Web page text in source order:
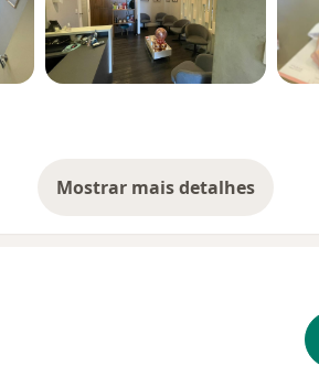
Mostrar mais detalhes
sobre a experiência